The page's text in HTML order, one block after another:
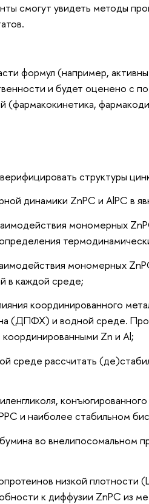
смогут увидеть методы
формул (например,
и будет оценено с
(фармакокинетика,
структуры
динамики ZnPC и AlPC в
мономерных
мономерных
в каждой среде;
координированного
(ДПФХ) и водной среде.
Zn и Al;
среде рассчитать
и наиболее стабильном
во внелипосомальном
низкой плотности
к диффузии ZnPC из